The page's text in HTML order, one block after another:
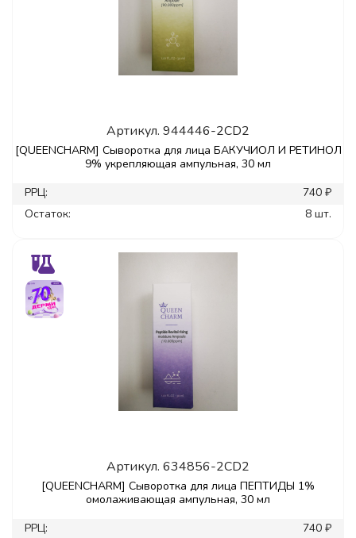
Артикул. 944446-2CD2
[QUEENCHARM] Сыворотка для лица БАКУЧИОЛ И РЕТИНОЛ
9% укрепляющая ампульная, 30 мл
РРЦ:
740 ₽
Остаток:
8 шт.
Артикул. 634856-2CD2
[QUEENCHARM] Сыворотка для лица ПЕПТИДЫ 1%
омолаживающая ампульная, 30 мл
РРЦ:
740 ₽